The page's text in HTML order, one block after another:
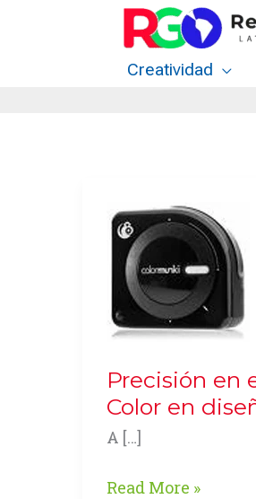
Creatividad
Precisión en
Color en
A […]
Precisión
Read More »